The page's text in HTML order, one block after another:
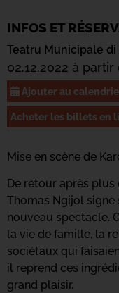
INFOS ET
Teatru Municipale di
02.12.2022 à
Ajouter au
Acheter les billets en
Mise en scène de
De retour après
Thomas Ngijol signe
nouveau spectacle.
la vie de famille, la
sociétaux qui
il reprend ces
grand plaisir.